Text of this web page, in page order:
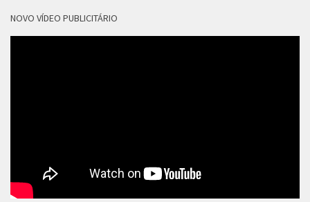
NOVO VÍDEO PUBLICITÁRIO